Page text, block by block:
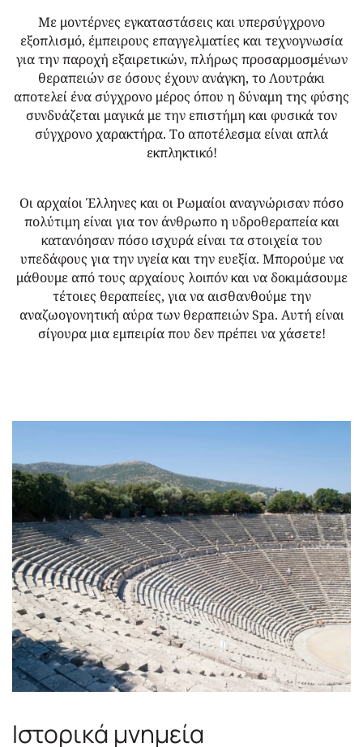
Με μοντέρνες εγκαταστάσεις και υπερσύγχρονο
εξοπλισμό, έμπειρους επαγγελματίες και τεχνογνωσία
για την παροχή εξαιρετικών, πλήρως προσαρμοσμένων
θεραπειών σε όσους έχουν ανάγκη, το Λουτράκι
αποτελεί ένα σύγχρονο μέρος όπου η δύναμη της φύσης
συνδυάζεται μαγικά με την επιστήμη και φυσικά τον
σύγχρονο χαρακτήρα. Το αποτέλεσμα είναι απλά
εκπληκτικό!
Οι αρχαίοι Έλληνες και οι Ρωμαίοι αναγνώρισαν πόσο
πολύτιμη είναι για τον άνθρωπο η υδροθεραπεία και
κατανόησαν πόσο ισχυρά είναι τα στοιχεία του
υπεδάφους για την υγεία και την ευεξία. Μπορούμε να
μάθουμε από τους αρχαίους λοιπόν και να δοκιμάσουμε
τέτοιες θεραπείες, για να αισθανθούμε την
αναζωογονητική αύρα των θεραπειών Spa. Αυτή είναι
σίγουρα μια εμπειρία που δεν πρέπει να χάσετε!
Ιστορικά μνημεία
Τοπικά προϊόντα
Παραλίες